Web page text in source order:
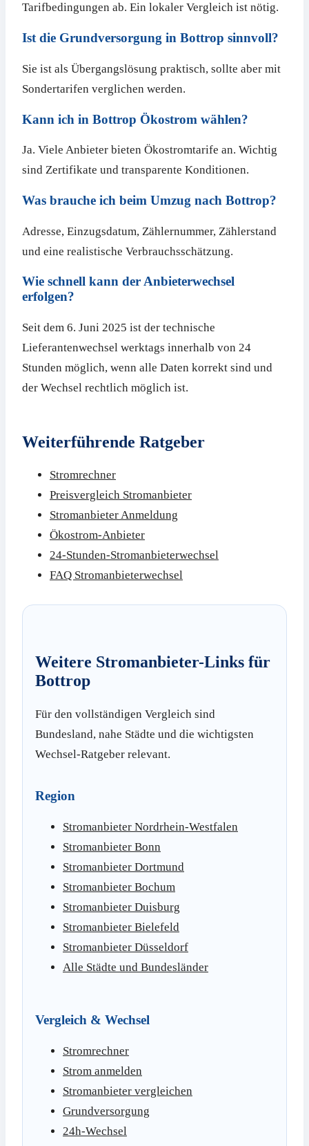
Tarifbedingungen ab. Ein lokaler Vergleich ist nötig.
Ist die Grundversorgung in Bottrop sinnvoll?
Sie ist als Übergangslösung praktisch, sollte aber mit
Sondertarifen verglichen werden.
Kann ich in Bottrop Ökostrom wählen?
Ja. Viele Anbieter bieten Ökostromtarife an. Wichtig
sind Zertifikate und transparente Konditionen.
Was brauche ich beim Umzug nach Bottrop?
Adresse, Einzugsdatum, Zählernummer, Zählerstand
und eine realistische Verbrauchsschätzung.
Wie schnell kann der Anbieterwechsel
erfolgen?
Seit dem 6. Juni 2025 ist der technische
Lieferantenwechsel werktags innerhalb von 24
Stunden möglich, wenn alle Daten korrekt sind und
der Wechsel rechtlich möglich ist.
Weiterführende Ratgeber
Stromrechner
Preisvergleich Stromanbieter
Stromanbieter Anmeldung
Ökostrom-Anbieter
24-Stunden-Stromanbieterwechsel
FAQ Stromanbieterwechsel
Weitere Stromanbieter-Links für
Bottrop
Für den vollständigen Vergleich sind
Bundesland, nahe Städte und die wichtigsten
Wechsel-Ratgeber relevant.
Region
Stromanbieter Nordrhein-Westfalen
Stromanbieter Bonn
Stromanbieter Dortmund
Stromanbieter Bochum
Stromanbieter Duisburg
Stromanbieter Bielefeld
Stromanbieter Düsseldorf
Alle Städte und Bundesländer
Vergleich & Wechsel
Stromrechner
Strom anmelden
Stromanbieter vergleichen
Grundversorgung
24h-Wechsel